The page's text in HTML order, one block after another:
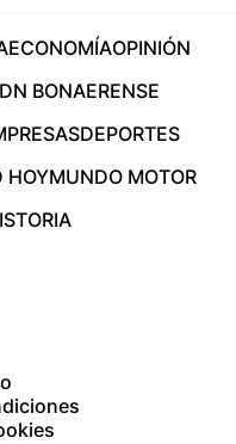
ECONOMÍAOPINIÓN
BONAERENSE
DEPORTES
HOYMUNDO MOTOR